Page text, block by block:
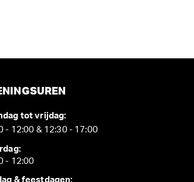
tot vrijdag:
- 12:00 & 12:30 - 17:00
- 12:00
& feestdagen: